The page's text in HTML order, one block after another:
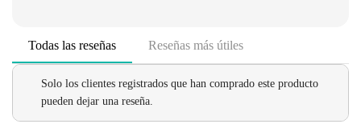
Todas las reseñas Reseñas más útiles
Solo los clientes registrados que han comprado este producto
pueden dejar una reseña.